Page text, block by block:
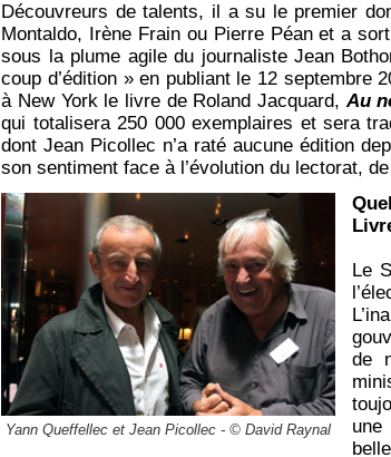
Découvreurs de talents, il a su le premier
Montaldo, Irène Frain ou Pierre Péan et a
sous la plume agile du journaliste Jean
coup d’édition » en publiant le 12 septembre
à New York le livre de Roland Jacquard,Au
qui totalisera 250 000 exemplaires et sera
dont Jean Picollec n’a raté aucune édition
son sentiment face à l’évolution du lectorat,
Yann Queffellec et Jean Picollec - © David Raynal
Le
de
une